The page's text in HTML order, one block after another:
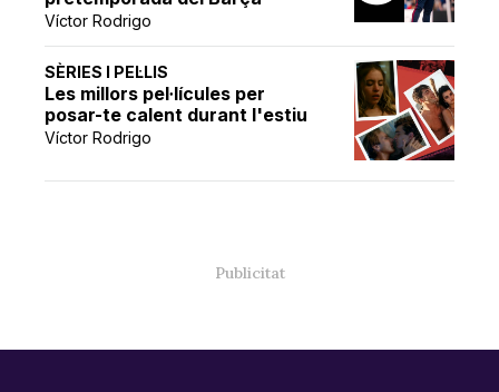
Víctor Rodrigo
SÈRIES I PEL·LIS
Les millors pel·lícules per
posar-te calent durant l'estiu
Víctor Rodrigo